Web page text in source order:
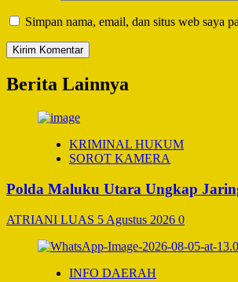
Simpan nama, email, dan situs web saya
Berita Lainnya
KRIMINAL HUKUM
SOROT KAMERA
Polda Maluku Utara Ungkap
ATRIANI LUAS 5 Agustus 2026 0
INFO DAERAH